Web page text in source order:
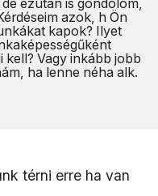
ezután is gondolom,
azok, h Ön
kapok? Ilyet
kell? Vagy inkább jobb
ha lenne néha alk.
térni erre ha van